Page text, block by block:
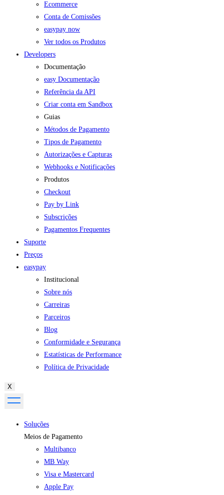
Ecommerce
Conta de Comissões
easypay now
Ver todos os Produtos
Developers
Documentação
easy Documentação
Referência da API
Criar conta em Sandbox
Guias
Métodos de Pagamento
Tipos de Pagamento
Autorizações e Capturas
Webhooks e Notificações
Produtos
Checkout
Pay by Link
Subscrições
Pagamentos Frequentes
Suporte
Preços
easypay
Institucional
Sobre nós
Carreiras
Parceiros
Blog
Conformidade e Segurança
Estatísticas de Performance
Política de Privacidade
X
Soluções
Meios de Pagamento
Multibanco
MB Way
Visa e Mastercard
Apple Pay